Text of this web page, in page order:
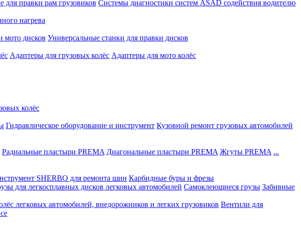
для правки рам грузовиков Системы диагностики систем ASAD содействия водителю
нагрева
мото дисков Универсальные станки для правки дисков
Адаптеры для грузовых колёс Адаптеры для мото колёс
колёс
Гидравлическое оборудование и инструмент Кузовной ремонт грузовых автомобилей
Радиальные пластыри PREMA Диагональные пластыри PREMA Жгуты PREMA ...
SHERBO для ремонта шин Карбидные буры и фрезы
для легкосплавных дисков легковых автомобилей Самоклеющиеся грузы Забивные
легковых автомобилей, внедорожников и легких грузовиков Вентили для